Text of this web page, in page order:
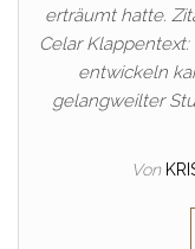
erträumt hatte.
Celar
entwickeln
gelangweilter
Von